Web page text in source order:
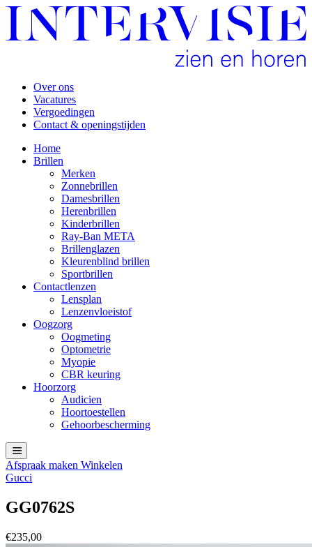
Over ons
Vacatures
Vergoedingen
Contact & openingstijden
Home
Brillen
Merken
Zonnebrillen
Damesbrillen
Herenbrillen
Kinderbrillen
Ray-Ban META
Brillenglazen
Kleurenblind brillen
Sportbrillen
Contactlenzen
Lensplan
Lenzenvloeistof
Oogzorg
Oogmeting
Optometrie
Myopie
CBR keuring
Hoorzorg
Audicien
Hoortoestellen
Gehoorbescherming
Afspraak maken Winkelen
Gucci
GG0762S
€235,00